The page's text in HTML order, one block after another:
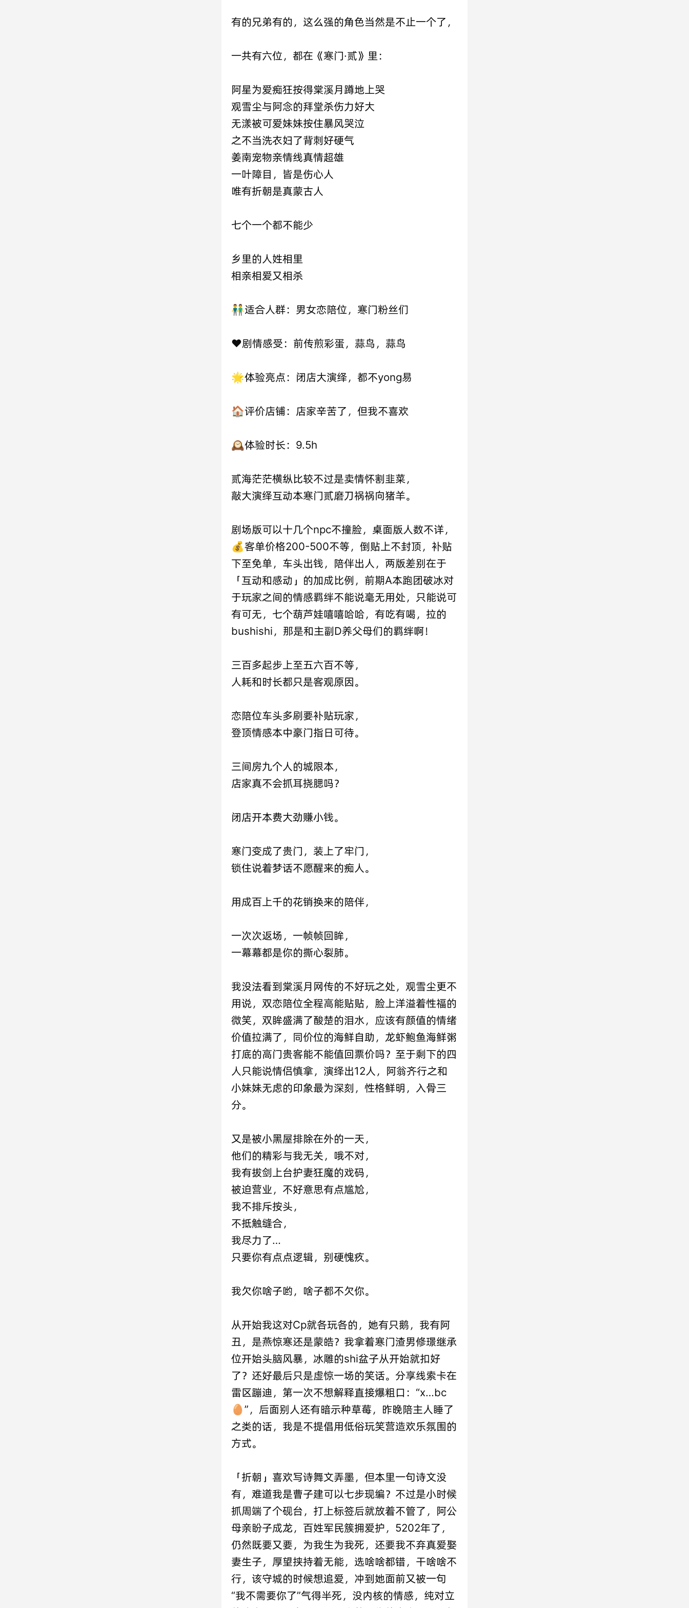
有的兄弟有的，这么强的角色当然是不止一个了，
一共有六位，都在《寒门·贰》里：
阿星为爱痴狂按得棠溪月蹲地上哭
观雪尘与阿念的拜堂杀伤力好大
无漾被可爱妹妹按住暴风哭泣
之不当洗衣妇了背刺好硬气
姜南宠物亲情线真情超雄
一叶障目，皆是伤心人
唯有折朝是真蒙古人
七个一个都不能少
乡里的人姓相里
相亲相爱又相杀
👬适合人群：男女恋陪位，寒门粉丝们
❤剧情感受：前传煎彩蛋，蒜鸟，蒜鸟
🌟体验亮点：闭店大演绎，都不yong易
🏠评价店铺：店家辛苦了，但我不喜欢
🕰️体验时长：9.5h
贰海茫茫横纵比较不过是卖情怀割韭菜，
敲大演绎互动本寒门贰磨刀祸祸向猪羊。
剧场版可以十几个npc不撞脸，桌面版人数不详，
💰客单价格200-500不等，倒贴上不封顶，补贴
下至免单，车头出钱，陪伴出人，两版差别在于
「互动和感动」的加成比例，前期A本跑团破冰对
于玩家之间的情感羁绊不能说毫无用处，只能说可
有可无，七个葫芦娃嘻嘻哈哈，有吃有喝，拉的
bushishi，那是和主副D养父母们的羁绊啊！
三百多起步上至五六百不等，
人耗和时长都只是客观原因。
恋陪位车头多刷要补贴玩家，
登顶情感本中豪门指日可待。
三间房九个人的城限本，
店家真不会抓耳挠腮吗？
闭店开本费大劲赚小钱。
寒门变成了贵门，装上了牢门，
锁住说着梦话不愿醒来的痴人。
用成百上千的花销换来的陪伴，
一次次返场，一帧帧回眸，
一幕幕都是你的撕心裂肺。
我没法看到棠溪月网传的不好玩之处，观雪尘更不
用说，双恋陪位全程高能贴贴，脸上洋溢着性福的
微笑，双眸盛满了酸楚的泪水，应该有颜值的情绪
价值拉满了，同价位的海鲜自助，龙虾鲍鱼海鲜粥
打底的高门贵客能不能值回票价吗？至于剩下的四
人只能说情侣慎拿，演绎出12人，阿翁齐行之和
小妹妹无虑的印象最为深刻，性格鲜明，入骨三
分。
又是被小黑屋排除在外的一天，
他们的精彩与我无关，哦不对，
我有拔剑上台护妻狂魔的戏码，
被迫营业，不好意思有点尴尬，
我不排斥按头，
不抵触缝合，
我尽力了…
只要你有点点逻辑，别硬愧疚。
我欠你啥子哟，啥子都不欠你。
从开始我这对Cp就各玩各的，她有只鹅，我有阿
丑，是燕惊寒还是蒙皓？我拿着寒门渣男修璟继承
位开始头脑风暴，冰雕的shi盆子从开始就扣好
了？还好最后只是虚惊一场的笑话。分享线索卡在
雷区蹦迪，第一次不想解释直接爆粗口：“x…bc
🥚”，后面别人还有暗示种草莓，昨晚陪主人睡了
之类的话，我是不提倡用低俗玩笑营造欢乐氛围的
方式。
「折朝」喜欢写诗舞文弄墨，但本里一句诗文没
有，难道我是曹子建可以七步现编？不过是小时候
抓周端了个砚台，打上标签后就放着不管了，阿公
母亲盼子成龙，百姓军民簇拥爱护，5202年了，
仍然既要又要，为我生为我死，还要我不弃真爱娶
妻生子，厚望挟持着无能，选啥啥都错，干啥啥不
行，该守城的时候想追爱，冲到她面前又被一句
“我不需要你了”气得半死，没内核的情感，纯对立